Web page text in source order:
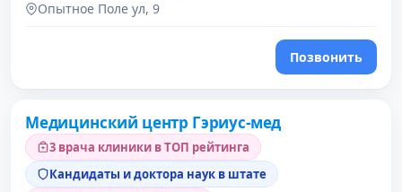
Опытное Поле ул, 9
Позвонить
Медицинский центр Гэриус-мед
3 врача клиники в ТОП рейтинга
Кандидаты и доктора наук в штате